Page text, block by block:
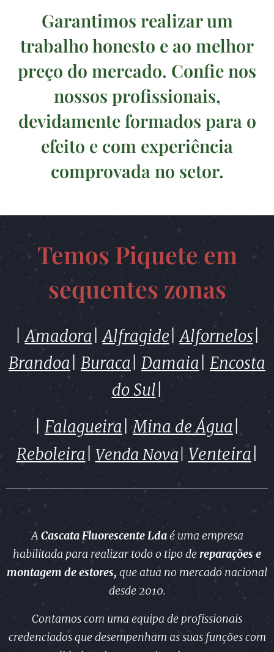
Garantimos realizar um
trabalho honesto e ao melhor
preço do mercado. Confie nos
nossos profissionais,
devidamente formados para o
efeito e com experiência
comprovada no setor.
Temos Piquete em
sequentes zonas
|Amadora |Alfragide |Alfornelos|
Brandoa Buraca Damaia Encosta
do Sul|
| Falagueira |Mina de Água
Reboleira |Venda Nova Venteira
ACascata Fluorescente Ldaé uma empresa
habilitada para realizar todo o tipo dereparações e
montagem de estores, que atua no mercado nacional
desde 2010.
Contamos com uma equipa de profissionais
credenciados que desempenham as suas funções com